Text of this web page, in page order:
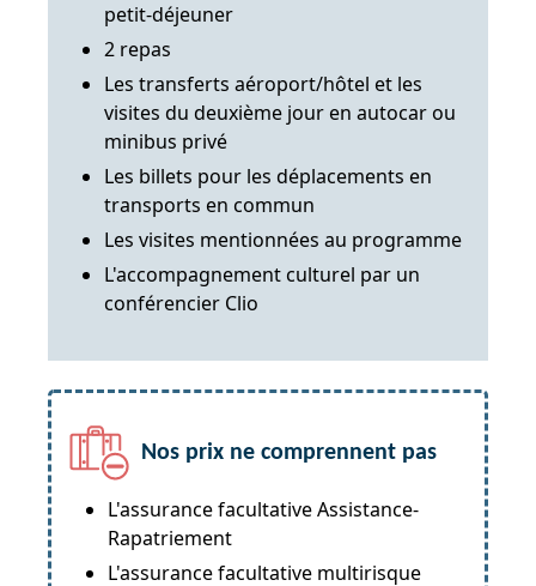
petit-déjeuner
2 repas
Les transferts aéroport/hôtel et les
visites du deuxième jour en autocar ou
minibus privé
Les billets pour les déplacements en
transports en commun
Les visites mentionnées au programme
L'accompagnement culturel par un
conférencier Clio
Nos prix ne comprennent pas
L'assurance facultative Assistance-
Rapatriement
L'assurance facultative multirisque